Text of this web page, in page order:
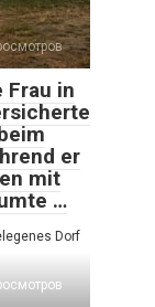
Frau in
er
mit
…
Dorf